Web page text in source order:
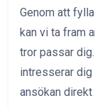
Genom att
kan vi ta fram
tror passar
intresserar dig
ansökan direkt